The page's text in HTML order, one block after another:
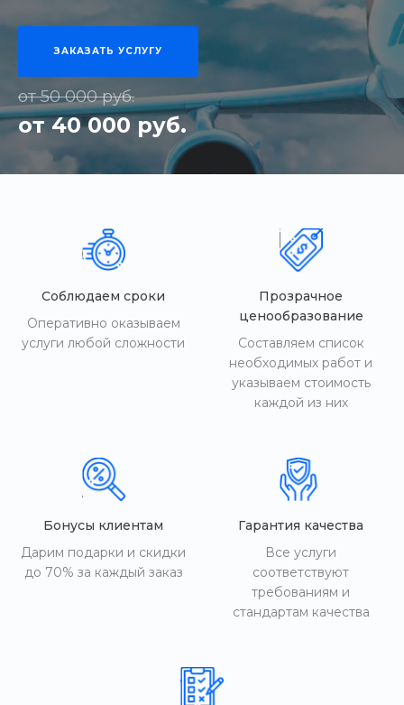
ЗАКАЗАТЬ УСЛУГУ
от 50 000 руб.
от 40 000 руб.
Соблюдаем сроки
Оперативно оказываем
услуги любой сложности
Прозрачное
ценообразование
Составляем список
необходимых работ и
указываем стоимость
каждой из них
Бонусы клиентам
Дарим подарки и скидки
до 70% за каждый заказ
Гарантия качества
Все услуги
соответствуют
требованиям и
стандартам качества